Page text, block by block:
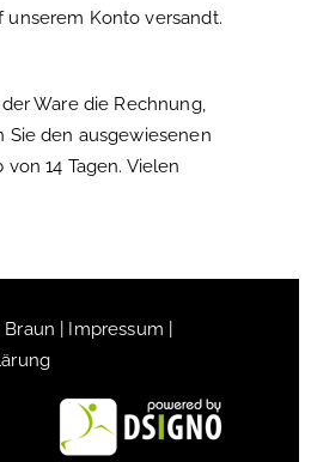
unserem Konto versandt.
Ware die Rechnung,
Sie den ausgewiesenen
14 Tagen. Vielen
| Impressum